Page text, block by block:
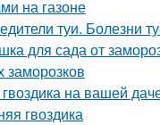
на газоне
туи. Болезни
для сада от
заморозков
на вашей
гвоздика